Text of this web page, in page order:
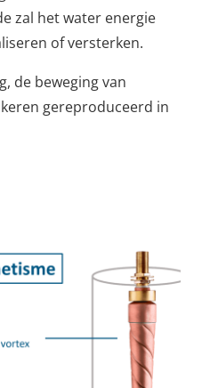
zal het water energie
of versterken.
de beweging van
gereproduceerd in